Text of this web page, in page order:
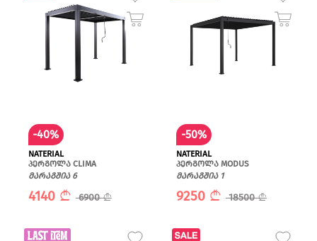
-40%
NATERIAL
პერგოლა CLIMA
მარაგშია 6
4140 6900
-50%
NATERIAL
პერგოლა MODUS
მარაგშია 1
9250 18500